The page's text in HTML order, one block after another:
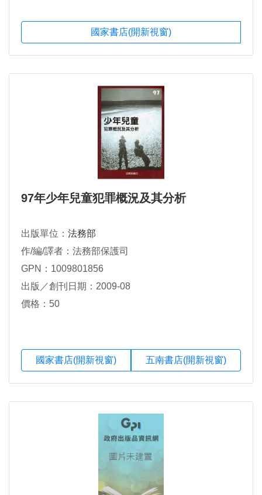
國家書店(開新視窗)
97年少年兒童犯罪概況及其分析
出版單位： 法務部
作/編/譯者：法務部保護司
GPN：1009801856
出版／創刊日期：2009-08
價格：50
國家書店(開新視窗) 五南書店(開新視窗)